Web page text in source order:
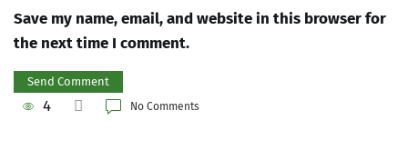
Save my name, email, and website in this browser for
the next time I comment.
4 No Comments